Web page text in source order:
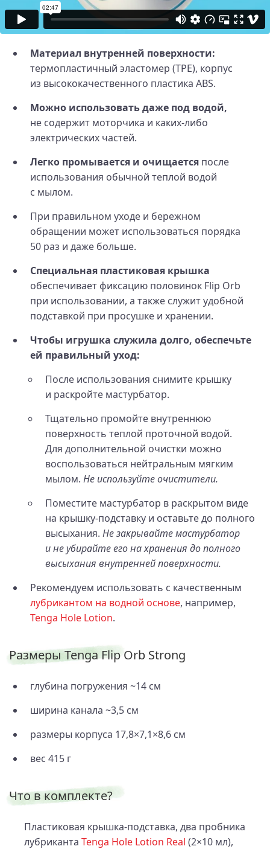
Материал внутренней поверхности:
термопластичный эластомер (TPE), корпус
из высококачественного пластика ABS.
Можно использовать даже под водой,
не содержит моторчика и каких‑либо
электрических частей.
Легко промывается и очищается после
использования обычной теплой водой
с мылом.
При правильном уходе и бережном
обращении может использоваться порядка
50 раз и даже больше.
Специальная пластиковая крышка
обеспечивает фиксацию половинок Flip Orb
при использовании, а также служит удобной
подставкой при просушке и хранении.
Чтобы игрушка служила долго, обеспечьте
ей правильный уход:
После использования снимите крышку
и раскройте мастурбатор.
Тщательно промойте внутреннюю
поверхность теплой проточной водой.
Для дополнительной очистки можно
воспользоваться нейтральным мягким
мылом. Не используйте очистители.
Поместите мастурбатор в раскрытом виде
на крышку-подставку и оставьте до полного
высыхания. Не закрывайте мастурбатор
и не убирайте его на хранения до полного
высыхания внутренней поверхности.
Рекомендуем использовать с качественным
лубрикантом на водной основе, например,
Tenga Hole Lotion.
Размеры Tenga Flip Orb Strong
глубина погружения ~14 см
ширина канала ~3,5 см
размеры корпуса 17,8×7,1×8,6 см
вес 415 г
Что в комплекте?
Пластиковая крышка-подставка, два пробника
лубриканта Tenga Hole Lotion Real (2×10 мл),